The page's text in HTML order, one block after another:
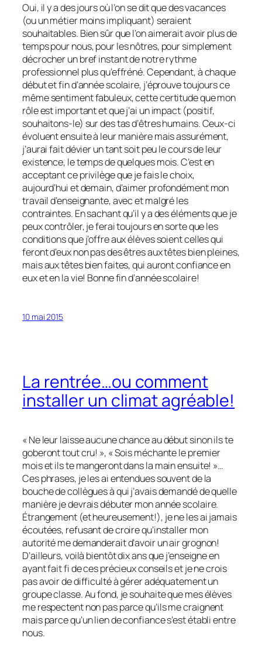
Oui, il y a des jours où l’on se dit que des vacances
(ou un métier moins impliquant) seraient
souhaitables. Bien sûr que l’on aimerait avoir plus de
temps pour nous, pour les nôtres, pour simplement
décrocher un bref instant de notre rythme
professionnel plus qu’effréné. Cependant, à chaque
début et fin d’année scolaire, j’éprouve toujours ce
même sentiment fabuleux, cette certitude que mon
rôle est important et que j’ai un impact (positif,
souhaitons-le) sur des tas d’êtres humains. Ceux-ci
évoluent ensuite à leur manière mais assurément,
j’aurai fait dévier un tant soit peu le cours de leur
existence, le temps de quelques mois. C’est en
acceptant ce privilège que je fais le choix,
aujourd’hui et demain, d’aimer profondément mon
travail d’enseignante, avec et malgré les
contraintes. En sachant qu’il y a des éléments que je
peux contrôler, je ferai toujours en sorte que les
conditions que j’offre aux élèves soient celles qui
feront d’eux non pas des êtres aux têtes bien pleines,
mais aux têtes bien faites, qui auront confiance en
eux et en la vie! Bonne fin d’année scolaire!
10 mai 2015
La rentrée…ou comment
installer un climat agréable!
« Ne leur laisse aucune chance au début sinon ils te
goberont tout cru! », « Sois méchante le premier
mois et ils te mangeront dans la main ensuite! »…
Ces phrases, je les ai entendues souvent de la
bouche de collègues à qui j’avais demandé de quelle
manière je devrais débuter mon année scolaire.
Étrangement (et heureusement!), je ne les ai jamais
écoutées, refusant de croire qu’installer mon
autorité me demanderait d’avoir un air grognon!
D’ailleurs, voilà bientôt dix ans que j’enseigne en
ayant fait fi de ces précieux conseils et je ne crois
pas avoir de difficulté à gérer adéquatement un
groupe classe. Au fond, je souhaite que mes élèves
me respectent non pas parce qu’ils me craignent
mais parce qu’un lien de confiance s’est établi entre
nous.